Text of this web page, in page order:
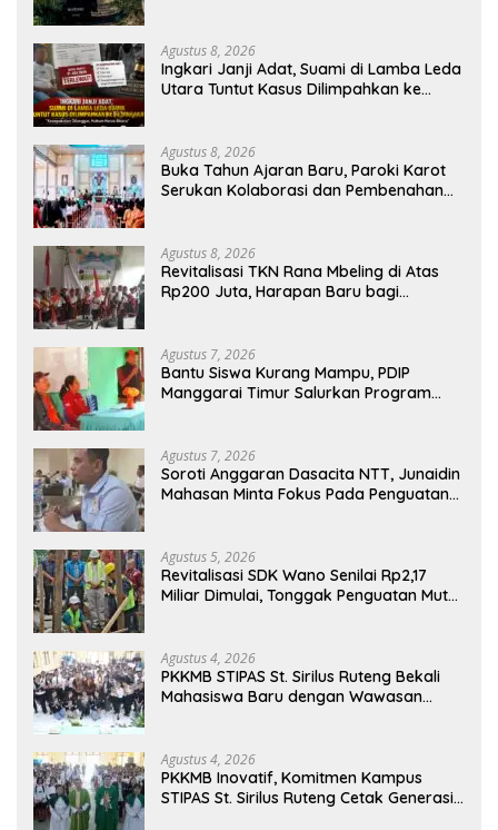
Agustus 8, 2026
Ingkari Janji Adat, Suami di Lamba Leda
Utara Tuntut Kasus Dilimpahkan ke
Agustus 8, 2026
Buka Tahun Ajaran Baru, Paroki Karot
Serukan Kolaborasi dan Pembenahan
Agustus 8, 2026
Revitalisasi TKN Rana Mbeling di Atas
Rp200 Juta, Harapan Baru bagi
Agustus 7, 2026
Bantu Siswa Kurang Mampu, PDIP
Manggarai Timur Salurkan Program
Agustus 7, 2026
Soroti Anggaran Dasacita NTT, Junaidin
Mahasan Minta Fokus Pada Penguatan
Agustus 5, 2026
Revitalisasi SDK Wano Senilai Rp2,17
Miliar Dimulai, Tonggak Penguatan Mutu
Agustus 4, 2026
PKKMB STIPAS St. Sirilus Ruteng Bekali
Mahasiswa Baru dengan Wawasan
Agustus 4, 2026
PKKMB Inovatif, Komitmen Kampus
STIPAS St. Sirilus Ruteng Cetak Generasi